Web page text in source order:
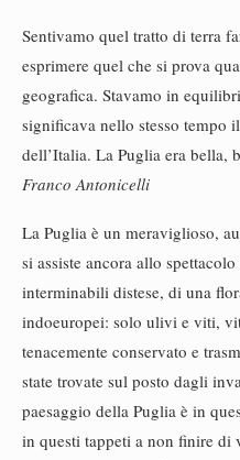
Sentivamo quel tratto di terra
esprimere quel che si prova
geografica. Stavamo in
significava nello stesso tempo
dell’Italia. La Puglia era bella,
Franco Antonicelli
La Puglia è un meraviglioso,
si assiste ancora allo
interminabili distese, di una
indoeuropei: solo ulivi e viti,
tenacemente conservato e
state trovate sul posto dagli
paesaggio della Puglia è in
in questi tappeti a non finire di